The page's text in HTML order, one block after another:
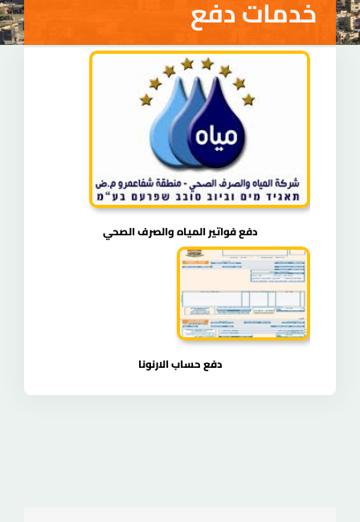
صفحة المجلسخدمات دفع
دفع فواتير المياه والصرف الصحي
دفع حساب الارنونا